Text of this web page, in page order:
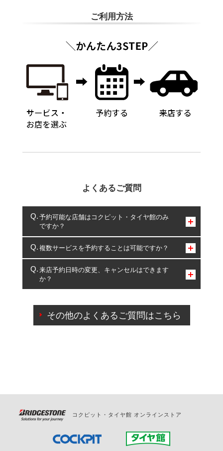
ご利用方法
よくあるご質問
予約可能な店舗はコクピット・タイヤ館のみ
ですか？
コクピット・タイヤ館のみとなります。
複数サービスを予約することは可能ですか？
複数サービスのご予約は可能です。
一部の商品・サービスの組み合わせに限り、同時にご予約が
出来ないものもございます。
来店予約日時の変更、キャンセルはできます
か？
ご来店予約日の3営業日前を過ぎている場合のご予約
の日時変更につきましては、直接ご予約の店舗まで
その他のよくあるご質問はこちら
コクピット・タイヤ館 オンラインストア